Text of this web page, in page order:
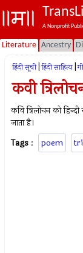
A Nonprofit
Literature Ancestry
हिंदी सूची हिंदी साहित्य
कवी
कवि त्रिलोचन को
जाता है।
Tags : poem